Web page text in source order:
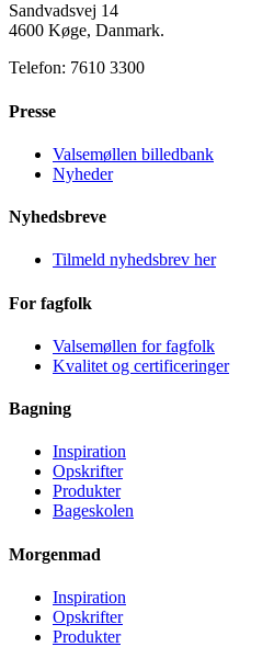
Sandvadsvej 14
4600 Køge, Danmark.
Telefon: 7610 3300
Presse
Valsemøllen billedbank
Nyheder
Nyhedsbreve
Tilmeld nyhedsbrev her
For fagfolk
Valsemøllen for fagfolk
Kvalitet og certificeringer
Bagning
Inspiration
Opskrifter
Produkter
Bageskolen
Morgenmad
Inspiration
Opskrifter
Produkter